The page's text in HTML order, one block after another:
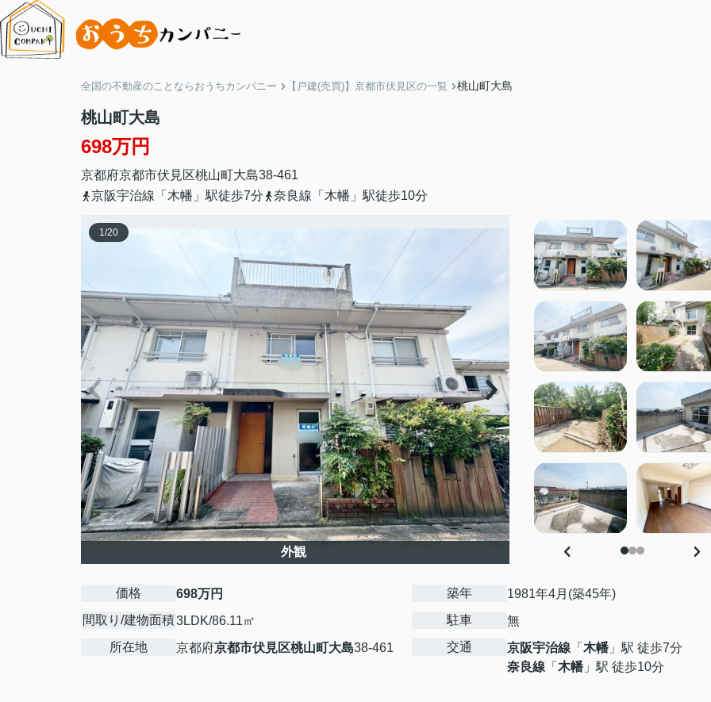
全国の不動産のことならおうちカンパニー 【戸建(売買)】京都市伏見区の一覧 桃山町大島
桃山町大島
698万円
京都府京都市伏見区桃山町大島38-461
京阪宇治線「木幡」駅徒歩7分
奈良線「木幡」駅徒歩10分
1/20
外観
価格
698万円
間取り/建物面積3LDK/86.11㎡
所在地
京都府京都市伏見区桃山町大島38-461
築年
1981年4月(築45年)
駐車
無
交通
京阪宇治線 「 木幡」駅 徒歩7分
奈良線 「 木幡」駅 徒歩10分